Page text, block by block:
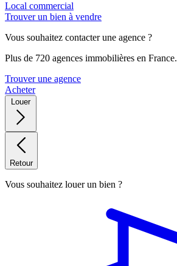
Local commercial
Trouver un bien à vendre
Vous souhaitez contacter une agence ?
Plus de 720 agences immobilières en France.
Trouver une agence
Acheter
Louer
Retour
Vous souhaitez louer un bien ?